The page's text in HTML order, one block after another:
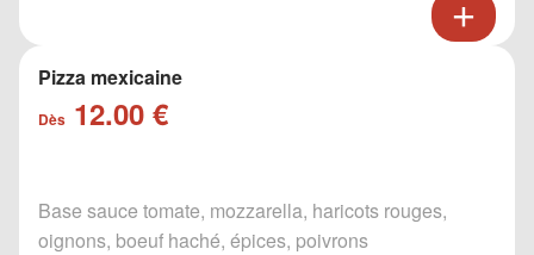
Pizza mexicaine
Dès 12.00 €
Base sauce tomate, mozzarella, haricots rouges,
oignons, boeuf haché, épices, poivrons